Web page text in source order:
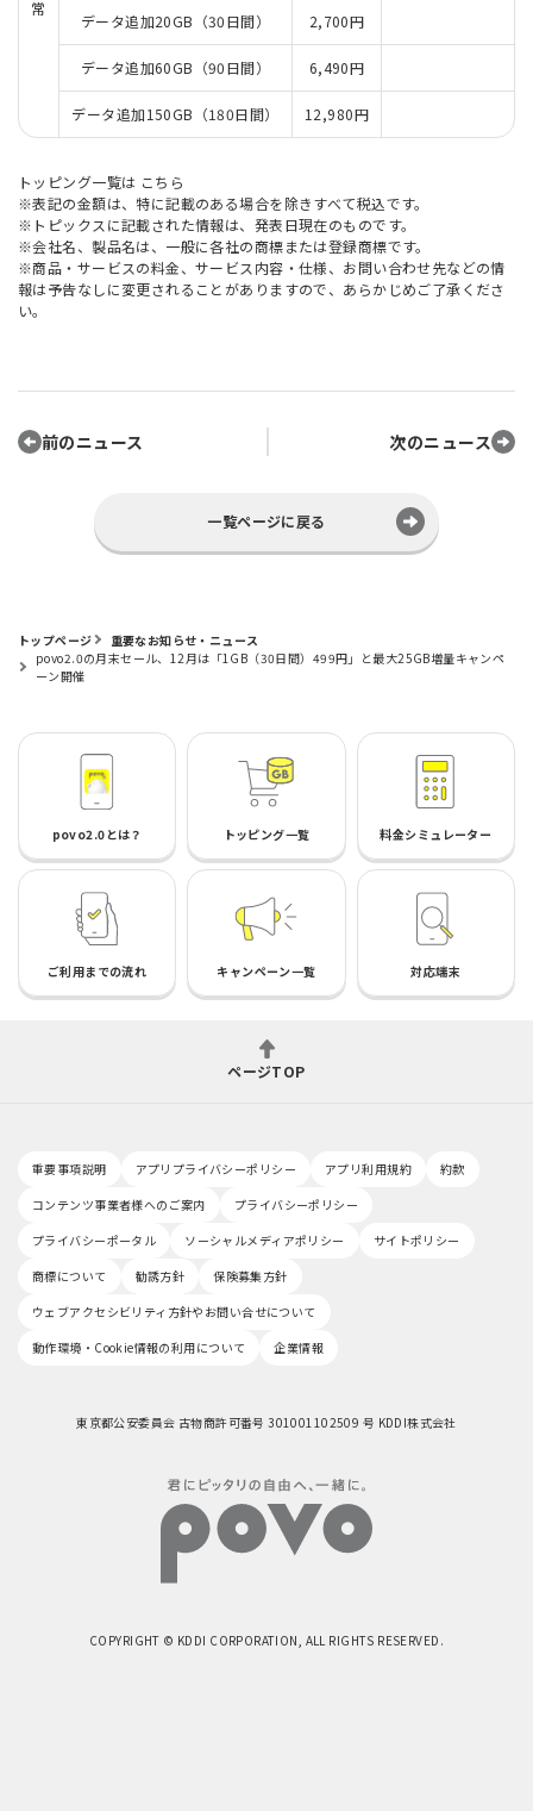
常
データ追加20GB（30日間） 2,700円
データ追加60GB（90日間） 6,490円
データ追加150GB（180日間） 12,980円
トッピング一覧は こちら
※表記の金額は、特に記載のある場合を除きすべて税込です。
※トピックスに記載された情報は、発表日現在のものです。
※会社名、製品名は、一般に各社の商標または登録商標です。
※商品・サービスの料金、サービス内容・仕様、お問い合わせ先などの情
報は予告なしに変更されることがありますので、あらかじめご了承くださ
い。
前のニュース 次のニュース
一覧ページに戻る
トップページ
重要なお知らせ・ニュース
povo2.0の月末セール、12月は「1GB（30日間）499円」と最大25GB増量キャンペ
ーン開催
povo2.0とは？ トッピング一覧 料金シミュレーター
ご利用までの流れ キャンペーン一覧 対応端末
ページTOP
重要事項説明 アプリプライバシーポリシー アプリ利用規約
約款
コンテンツ事業者様へのご案内
プライバシーポリシー
プライバシーポータル
ソーシャルメディアポリシー
サイトポリシー
商標について
勧誘方針
保険募集方針
ウェブアクセシビリティ方針やお問い合せについて
動作環境・Cookie情報の利用について
企業情報
東京都公安委員会 古物商許可番号 301001102509 号 KDDI株式会社
COPYRIGHT © KDDI CORPORATION, ALL RIGHTS RESERVED.